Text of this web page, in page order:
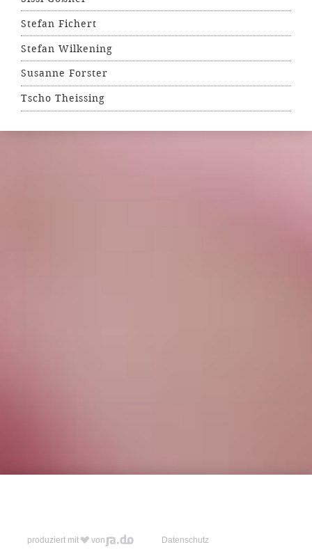
Stefan Fichert
Stefan Wilkening
Susanne Forster
Tscho Theissing
produziert mit von Datenschutz